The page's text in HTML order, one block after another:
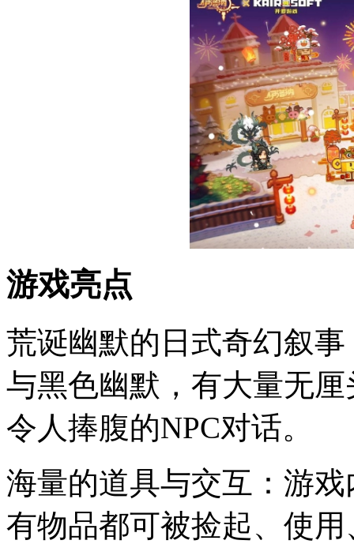
游戏亮点
荒诞幽默的日式奇幻叙
与黑色幽默，有大量无
令人捧腹的NPC对话。
海量的道具与交互：游
有物品都可被捡起、使